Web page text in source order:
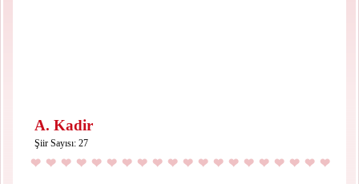
A. Kadir
Şiir Sayısı: 27